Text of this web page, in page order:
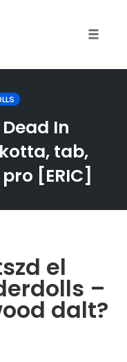
In
tab,
[ERIC]
el
–
dalt?